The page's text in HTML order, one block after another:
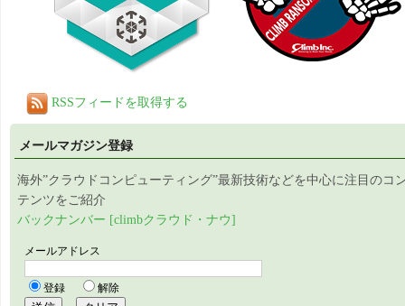
RSSフィードを取得する
メールマガジン登録
海外”クラウドコンピューティング”最新技術などを中心に注目のコ
テンツをご紹介
バックナンバー [climbクラウド・ナウ]